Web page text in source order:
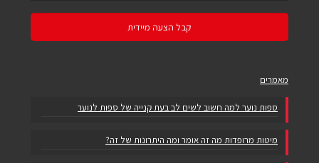
מאמרים
ספות נוער למה חשוב לשים לב בעת קנייה של ספות לנוער
מיטות מרופדות מה זה אומר ומה היתרונות של זה?